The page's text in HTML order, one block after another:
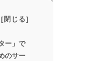
ー」で
のサー